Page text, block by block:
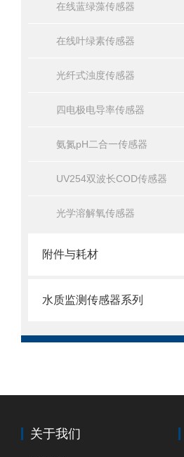
在线蓝绿藻传感器
在线叶绿素传感器
光纤式浊度传感器
四电极电导率传感器
氨氮pH二合一传感器
UV254双波长COD传感器
光学溶解氧传感器
附件与耗材
水质监测传感器系列
关于我们